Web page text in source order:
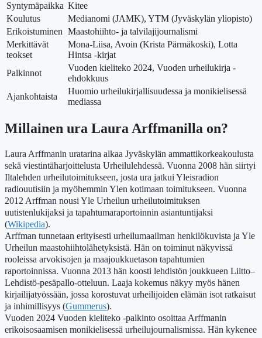
Syntymäpaikka Kitee
Koulutus
Medianomi (JAMK), YTM (Jyväskylän yliopisto)
Erikoistuminen Maastohiihto- ja talvilajijournalismi
Merkittävät
teokset
Mona-Liisa, Avoin (Krista Pärmäkoski), Lotta
Hintsa -kirjat
Palkinnot
Vuoden kieliteko 2024, Vuoden urheilukirja -
ehdokkuus
Ajankohtaista
Huomio urheilukirjallisuudessa ja monikielisessä
mediassa
Millainen ura Laura Arffmanilla on?
Laura Arffmanin uratarina alkaa Jyväskylän ammattikorkeakoulusta
sekä viestintäharjoittelusta Urheilulehdessä. Vuonna 2008 hän siirtyi
Iltalehden urheilutoimitukseen, josta ura jatkui Yleisradion
radiouutisiin ja myöhemmin Ylen kotimaan toimitukseen. Vuonna
2012 Arffman nousi Yle Urheilun urheilutoimituksen
uutistenlukijaksi ja tapahtumaraportoinnin asiantuntijaksi
(Wikipedia).
Arffman tunnetaan erityisesti urheilumaailman henkilökuvista ja Yle
Urheilun maastohiihtolähetyksistä. Hän on toiminut näkyvissä
rooleissa arvokisojen ja maajoukkuetason tapahtumien
raportoinnissa. Vuonna 2013 hän koosti lehdistön joukkueen Liitto–
Lehdistö-pesäpallo-otteluun. Laaja kokemus näkyy myös hänen
kirjailijatyössään, jossa korostuvat urheilijoiden elämän isot ratkaisut
ja inhimillisyys (Gummerus).
Vuoden 2024 Vuoden kieliteko -palkinto osoittaa Arffmanin
erikoisosaamisen monikielisessä urheilujournalismissa. Hän kykenee